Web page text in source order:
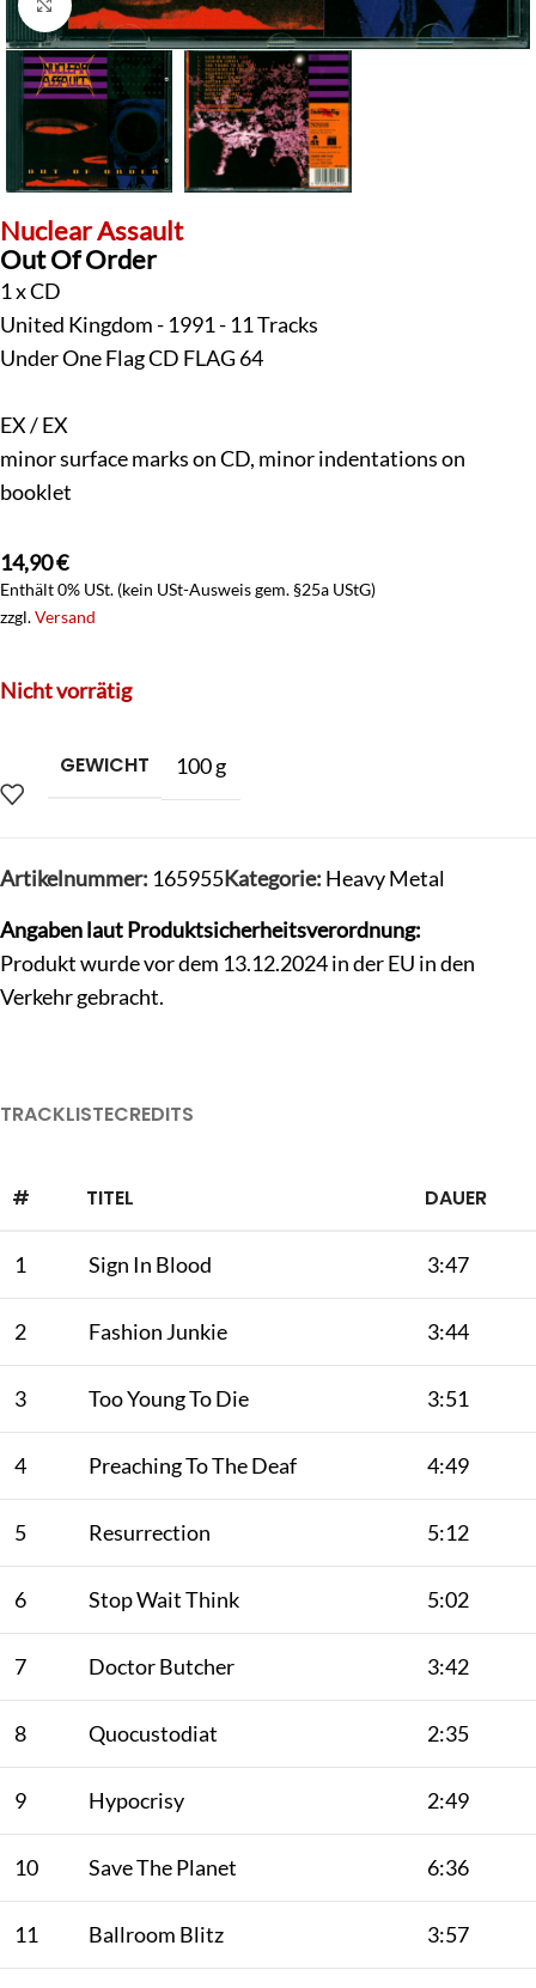
Nuclear Assault
Out Of Order
1 x CD
United Kingdom - 1991 - 11 Tracks
Under One Flag CD FLAG 64
EX / EX
minor surface marks on CD, minor indentations on
booklet
14,90€
Enthält 0% USt. (kein USt-Ausweis gem. §25a UStG)
zzgl.Versand
Nicht vorrätig
GEWICHT 100 g
Artikelnummer: 165955Kategorie: Heavy Metal
Angaben laut Produktsicherheitsverordnung:
Produkt wurde vor dem 13.12.2024 in der EU in den
Verkehr gebracht.
TRACKLISTECREDITS
# TITEL DAUER
1 Sign In Blood 3:47
2 Fashion Junkie 3:44
3 Too Young To Die 3:51
4 Preaching To The Deaf 4:49
5 Resurrection 5:12
6 Stop Wait Think 5:02
7 Doctor Butcher 3:42
8 Quocustodiat 2:35
9 Hypocrisy 2:49
10 Save The Planet 6:36
11 Ballroom Blitz 3:57